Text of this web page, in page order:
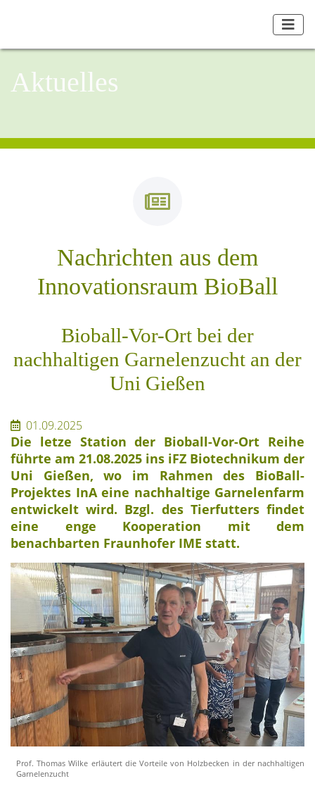
Aktuelles
Nachrichten aus dem
Innovationsraum BioBall
Bioball-Vor-Ort bei der
nachhaltigen Garnelenzucht an der
Uni Gießen
01.09.2025
Die letze Station der Bioball-Vor-Ort Reihe
führte am 21.08.2025 ins iFZ Biotechnikum der
Uni Gießen, wo im Rahmen des BioBall-
Projektes InA eine nachhaltige Garnelenfarm
entwickelt wird. Bzgl. des Tierfutters findet
eine enge Kooperation mit dem
benachbarten Fraunhofer IME statt.
Prof. Thomas Wilke erläutert die Vorteile von Holzbecken in der nachhaltigen
Garnelenzucht